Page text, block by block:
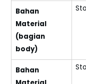
Bahan
Material
(bagian
body)
Bahan